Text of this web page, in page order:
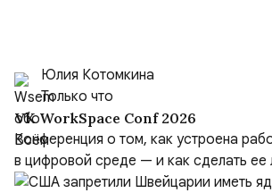
Юлия Котомкина
Только что
VK WorkSpace Conf 2026
Конференция о том, как устроена
в цифровой среде — и как сделать ее